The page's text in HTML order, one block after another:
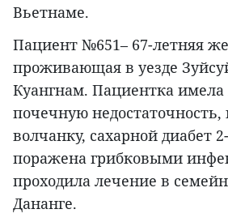
Вьетнаме.
Пациент №651– 67-летняя
проживающая в уезде
Куангнам. Пациентка
почечную недостаточность,
волчанку, сахарной диабет
поражена грибковыми
проходила лечение в
Дананге.